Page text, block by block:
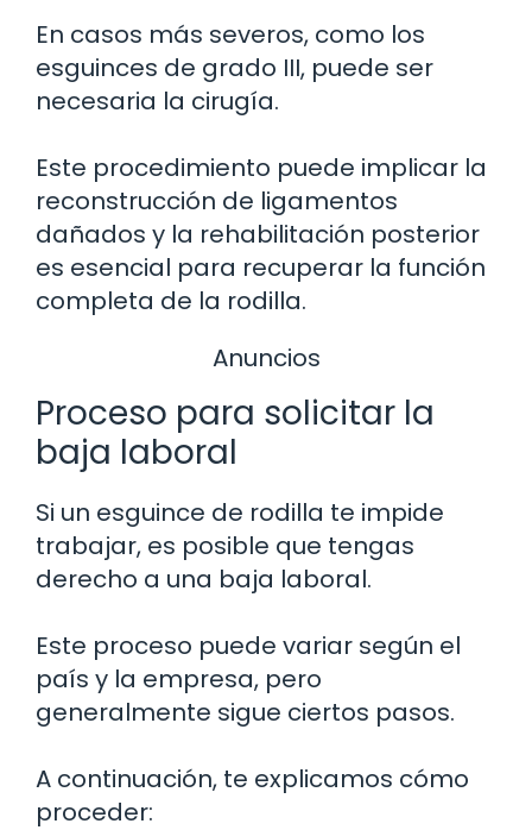
En casos más severos, como los
esguinces de grado III, puede ser
necesaria la cirugía.
Este procedimiento puede implicar la
reconstrucción de ligamentos
dañados y la rehabilitación posterior
es esencial para recuperar la función
completa de la rodilla.
Anuncios
Proceso para solicitar la
baja laboral
Si un esguince de rodilla te impide
trabajar, es posible que tengas
derecho a una baja laboral.
Este proceso puede variar según el
país y la empresa, pero
generalmente sigue ciertos pasos.
A continuación, te explicamos cómo
proceder: